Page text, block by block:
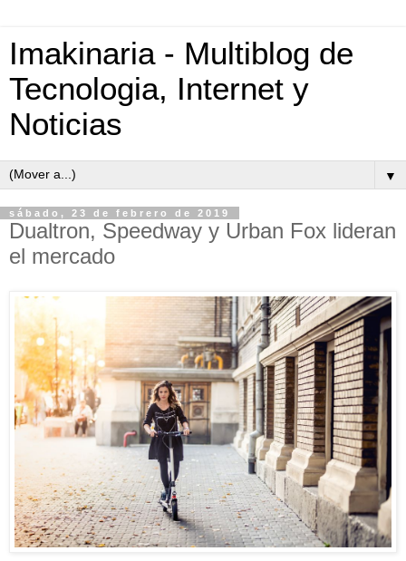
Imakinaria - Multiblog de
Tecnologia, Internet y
Noticias
▼
sábado, 23 de febrero de 2019
Dualtron, Speedway y Urban Fox lideran
el mercado